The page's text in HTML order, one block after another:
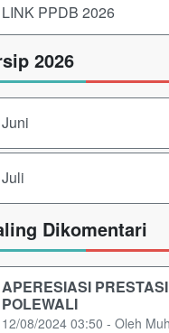
LINK PPDB 2026
2026
Juni
Juli
Dikomentari
APERESIASI
POLEWALI
12/08/2024 03:50 - Oleh